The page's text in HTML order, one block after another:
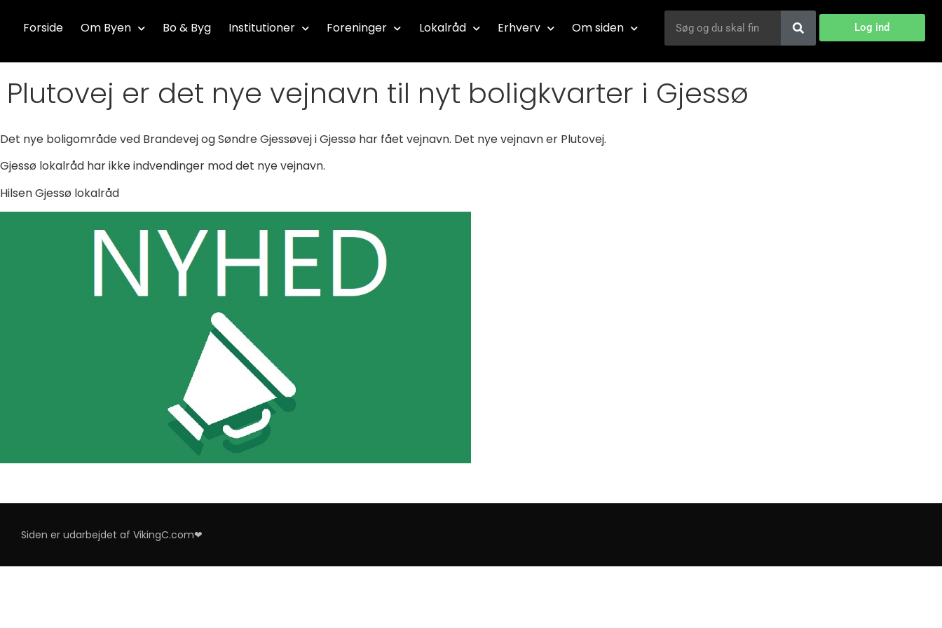
Forside Om Byen Bo & Byg Institutioner Foreninger Lokalråd Erhverv Om siden Log ind
Plutovej er det nye vejnavn til nyt boligkvarter i Gjessø
Det nye boligområde ved Brandevej og Søndre Gjessøvej i Gjessø har fået vejnavn. Det nye vejnavn er Plutovej.
Gjessø lokalråd har ikke indvendinger mod det nye vejnavn.
Hilsen Gjessø lokalråd
Siden er udarbejdet af VikingC.com❤